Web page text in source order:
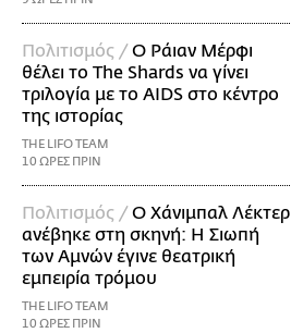
Πολιτισμός / Ο Ράιαν Μέρφι
θέλει το The Shards να γίνει
τριλογία με το AIDS στο κέντρο
της ιστορίας
THE LIFO TEAM
10 ΩΡΕΣ ΠΡΙΝ
Πολιτισμός / Ο Χάνιμπαλ Λέκτερ
ανέβηκε στη σκηνή: Η Σιωπή
των Αμνών έγινε θεατρική
εμπειρία τρόμου
THE LIFO TEAM
10 ΩΡΕΣ ΠΡΙΝ